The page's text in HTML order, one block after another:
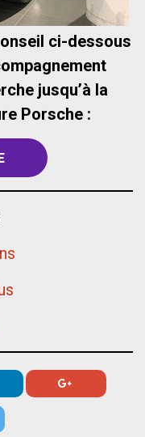
ci-dessous
jusqu’à la
Porsche :